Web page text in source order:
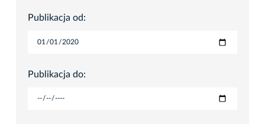
Publikacja od:
Publikacja do: